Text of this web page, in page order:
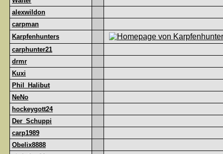
alexwildon
carpman
Karpfenhunters
carphunter21
drmr
Kuxi
Phil_Halibut
NeNo
hockeygott24
Der_Schuppi
carp1989
Obelix8888